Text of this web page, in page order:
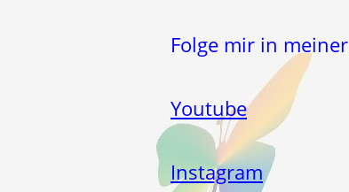
Folge mir in meiner
Youtube
Instagram